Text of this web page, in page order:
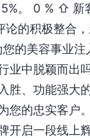
。 0 % ⇧ 新
论的积极整合
的美容事业
业中脱颖而出
胜、功能强大
您的忠实客户
开启一段线上